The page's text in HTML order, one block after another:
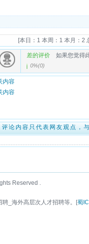
[本日：1 本周：1 本月：2
差的评价 如果您觉得
0%(0)
内容
内容
评论内容只代表网友观点，
Reserved .
_海外高层次人才招聘等。[蜀